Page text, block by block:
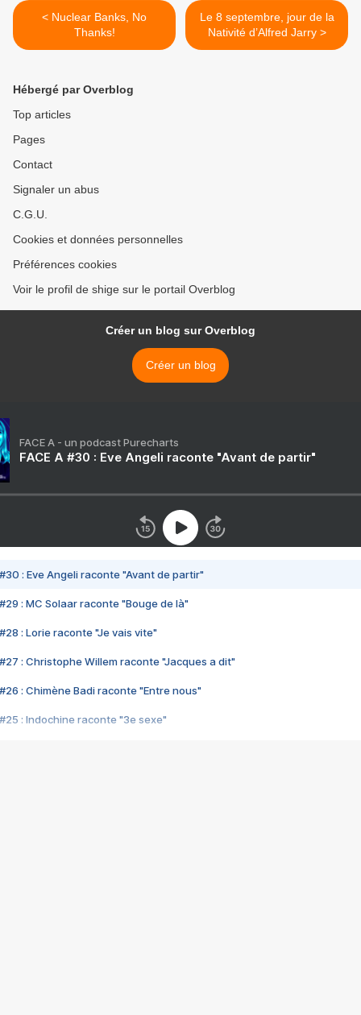
< Nuclear Banks, No
Thanks!
Le 8 septembre, jour de la
Nativité d’Alfred Jarry >
Hébergé par Overblog
Top articles
Pages
Contact
Signaler un abus
C.G.U.
Cookies et données personnelles
Préférences cookies
Voir le profil de shige sur le portail Overblog
Créer un blog sur Overblog
Créer un blog
FACE A - un podcast Purecharts
FACE A #30 : Eve Angeli raconte "Avant de partir"
#30 : Eve Angeli raconte "Avant de partir"
#29 : MC Solaar raconte "Bouge de là"
#28 : Lorie raconte "Je vais vite"
#27 : Christophe Willem raconte "Jacques a dit"
#26 : Chimène Badi raconte "Entre nous"
#25 : Indochine raconte "3e sexe"